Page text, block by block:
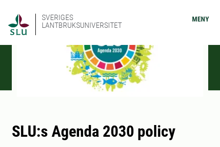
SVERIGES
LANTBRUKSUNIVERSITET
MENY
SLU:s Agenda 2030 policy